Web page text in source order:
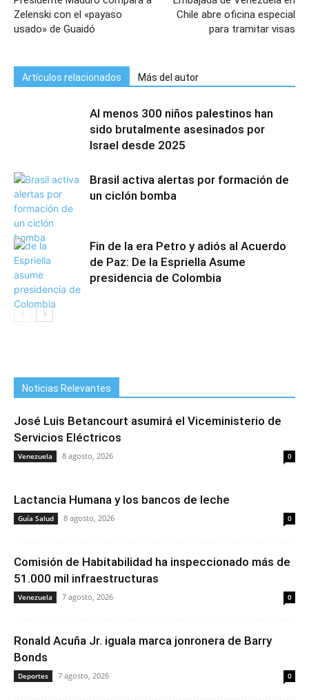
Zelenski con el «payaso
usado» de Guaidó
Chile abre oficina especial
para tramitar visas
Artículos relacionados Más del autor
Al menos 300 niños palestinos han
sido brutalmente asesinados por
Israel desde 2025
Brasil activa alertas por formación de
un ciclón bomba
Fin de la era Petro y adiós al Acuerdo
de Paz: De la Espriella Asume
presidencia de Colombia
Noticias Relevantes
José Luis Betancourt asumirá el Viceministerio de
Servicios Eléctricos
Venezuela 8 agosto, 2026 0
Lactancia Humana y los bancos de leche
Guía Salud 8 agosto, 2026 0
Comisión de Habitabilidad ha inspeccionado más de
51.000 mil infraestructuras
Venezuela 7 agosto, 2026 0
Ronald Acuña Jr. iguala marca jonronera de Barry
Bonds
Deportes 7 agosto, 2026 0